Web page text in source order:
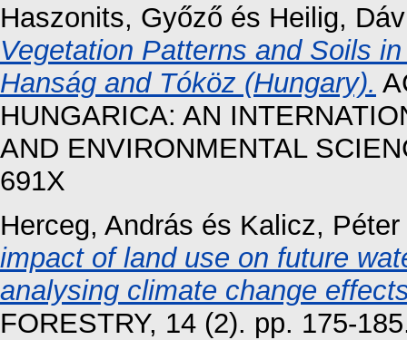
Haszonits, Győző és Heilig,
Vegetation Patterns and Soils
Hanság and Tóköz (Hungary).
HUNGARICA: AN
AND ENVIRONMENTAL
691X
Herceg, András és Kalicz, Péter
impact of land use on future
analysing climate change
FORESTRY, 14 (2). pp. 175-